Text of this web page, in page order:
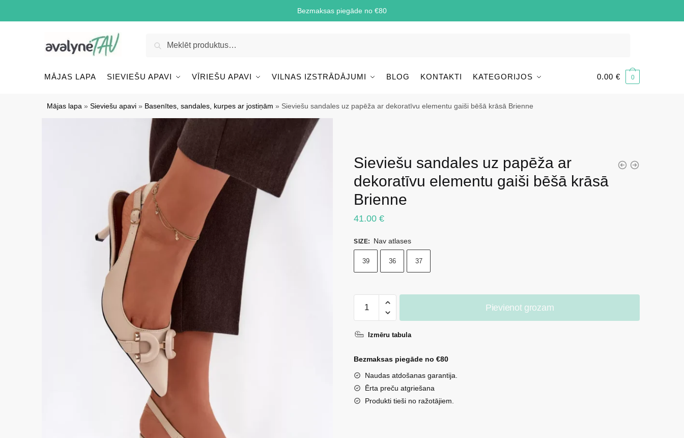
Bezmaksas piegāde no €80
Meklēt
MĀJAS LAPA SIEVIEŠU APAVI VĪRIEŠU APAVI VILNAS IZSTRĀDĀJUMI BLOG KONTAKTI KATEGORIJOS 0.00 € 0
Mājas lapa »Sieviešu apavi » Basenītes, sandales, kurpes ar jostiņām » Sieviešu sandales uz papēža ar dekoratīvu elementu gaiši bēšā krāsā Brienne
Sieviešu sandales uz papēža ar
dekoratīvu elementu gaiši bēšā krāsā
Brienne
41.00€
SIZE: Nav atlases
39 36 37
sandales
papēža
dekoratīvu
elementu
gaiši
bēšā
Pievienot grozam
Izmēru tabula
Bezmaksas piegāde no €80
Naudas atdošanas garantija.
Ērta preču atgriešana
Produkti tieši no ražotājiem.